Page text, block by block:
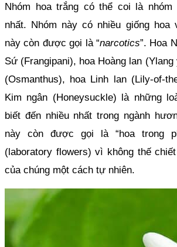
Nhóm hoa trắng có thể coi là nhóm
nhất. Nhóm này có nhiều giống hoa
này còn được gọi là “narcotics”. Hoa
Sứ (Frangipani), hoa Hoàng lan
(Osmanthus), hoa Linh lan (Lily-of-
Kim ngân (Honeysuckle) là những
biết đến nhiều nhất trong ngành
này còn được gọi là “hoa trong
(laboratory flowers) vì không thế
của chúng một cách tự nhiên.